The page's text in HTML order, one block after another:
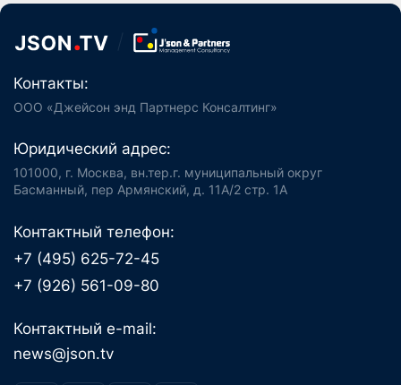
Контакты:
ООО «Джейсон энд Партнерс Консалтинг»
Юридический адрес:
101000, г. Москва, вн.тер.г. муниципальный округ
Басманный, пер Армянский, д. 11А/2 стр. 1А
Контактный телефон:
+7 (495) 625-72-45
+7 (926) 561-09-80
Контактный e-mail:
news@json.tv